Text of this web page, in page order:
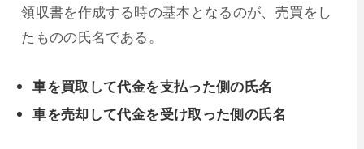
領収書を作成する時の基本となるのが、売買をし
たものの氏名である。
車を買取して代金を支払った側の氏名
車を売却して代金を受け取った側の氏名